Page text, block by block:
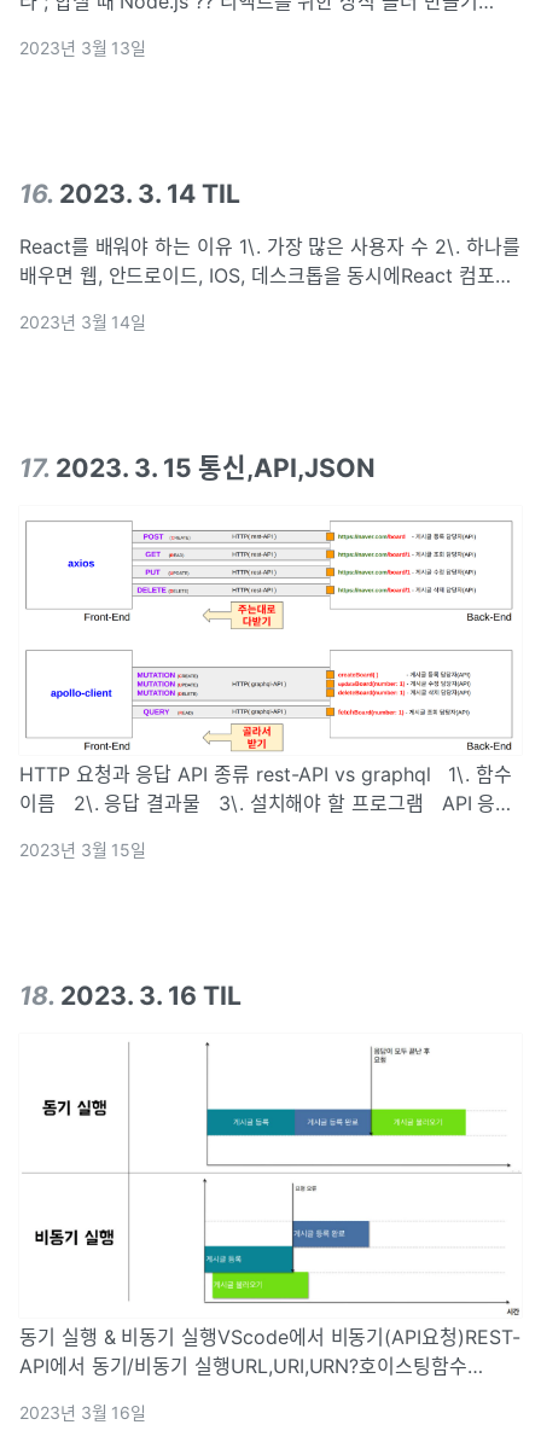
의 JAVA, Python Javascript 를 브라우저
2023년 3월 13일
16. 2023. 3. 14 TIL
React를 배워야 하는 이유 1\. 가장 많은 사용자 수 2\. 하나를
배우면 웹, 안드로이드, IOS, 데스크톱을 동시에React 컴포넌
Hooksstate,setState,useState 1\. useState로 S
2023년 3월 14일
17. 2023. 3. 15 통신,API,JSON
HTTP 요청과 응답 API 종류 rest-API vs graphql 1\. 함수
이름 2\. 응답 결과물 3\. 설치해야 할 프로그램 API 응답
CRUD프론트엔드(요청;req
2023년 3월 15일
18. 2023. 3. 16 TIL
동기 실행 & 비동기 실행VScode에서 비동기(API요청)REST-
API에서 동기/비동기 실행URL,URI,URN?호이스팅함수
apollo-client 세팅\_app.jsapollo-client로 graph
2023년 3월 16일